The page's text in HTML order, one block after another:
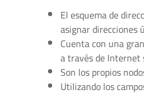
El esquema de
asignar direcciones
Cuenta con una
a través de Internet
Son los propios
Utilizando los